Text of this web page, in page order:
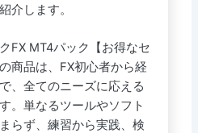
介します。
FX MT4パック【お得なセ
商品は、FX初心者から経
、全てのニーズに応える
。単なるツールやソフト
らず、練習から実践、検